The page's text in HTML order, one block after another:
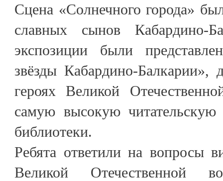
Сцена «Солнечного города»
славных сынов Кабардино-
экспозиции были
звёзды Кабардино-Балкарии»,
героях Великой
самую высокую читательскую
библиотеки.
Ребята ответили на вопросы
Великой Отечественной